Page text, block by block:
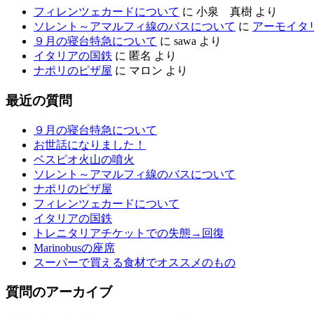
フィレンツェカードについて に 小泉 真樹 より
ソレント～アマルフィ線のバスについて に アーモイタ
９月の寝台特急について に sawa より
イタリアの国鉄 に 匿名 より
ナポリのピザ屋 に マロン より
最近の質問
９月の寝台特急について
お世話になりました！
ベスピオ火山の噴火
ソレント～アマルフィ線のバスについて
ナポリのピザ屋
フィレンツェカードについて
イタリアの国鉄
トレニタリアチケットでの失態→回復
Marinobusの座席
スーパーで買える食材でオススメのもの
質問のアーカイブ